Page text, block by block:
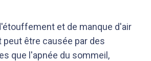
et de manque d'air
peut être causée par des
que l'apnée du sommeil,